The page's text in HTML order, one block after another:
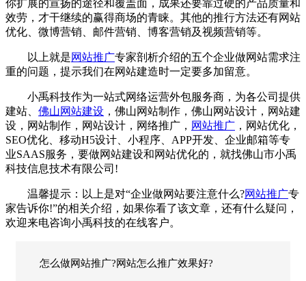
你扩展的宣扬的途径和覆盖面，成果还要靠过硬的产品质量和
效劳，才干继续的赢得商场的青睐。其他的推行方法还有网站
优化、微博营销、邮件营销、博客营销及视频营销等。
以上就是网站推广专家剖析介绍的五个企业做网站需求注
重的问题，提示我们在网站建造时一定要多加留意。
小禹科技作为一站式网络运营外包服务商，为各公司提供
建站、 佛山网站建设 ， 佛山网站制作 ， 佛山网站设计 ， 网站建
设 ， 网站制作 ， 网站设计 ， 网络推广 ， 网站推广 ， 网站优化 ，
SEO优化
移动H5设计 小程序 APP开发 企业邮箱等专
业SAAS服务，要做网站建设和网站优化的，就找佛山市小禹
科技信息技术有限公司!
温馨提示：以上是对“企业做网站要注意什么?网站推广专
家告诉你!”的相关介绍，如果你看了该文章，还有什么疑问，
欢迎来电咨询小禹科技的在线客户。
怎么做网站推广?网站怎么推广效果好?